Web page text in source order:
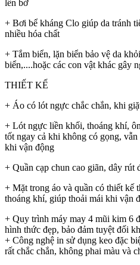
lên bờ
+ Bơi bể kháng Clo giúp da tránh
nhiều hóa chất
+ Tắm biển, lặn biển bảo vệ da
biển,....hoặc các con vật khác gây
THIẾT KẾ
+ Áo có lót ngực chắc chắn, khi
+ Lót ngực liền khối, thoáng khí,
tốt ngay cả khi không có gọng,
khi vận động
+ Quần cạp chun cao giãn, dây rút
+ Mặt trong áo và quần có thiết kế
thoáng khí, giúp thoải mái khi vận
+ Quy trình máy may 4 mũi kim 6
hình thức đẹp, bảo đảm tuyệt đối
+ Công nghệ in sử dụng keo đặc
rất chắc chắn, không phai màu và